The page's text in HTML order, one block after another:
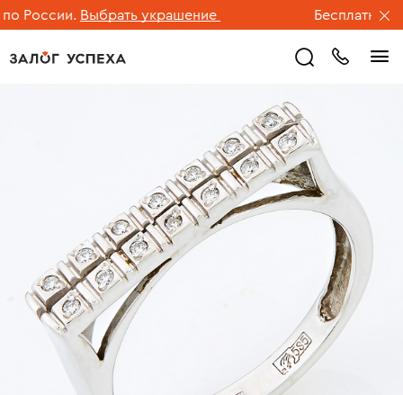
Выбрать украшение Бесплатная